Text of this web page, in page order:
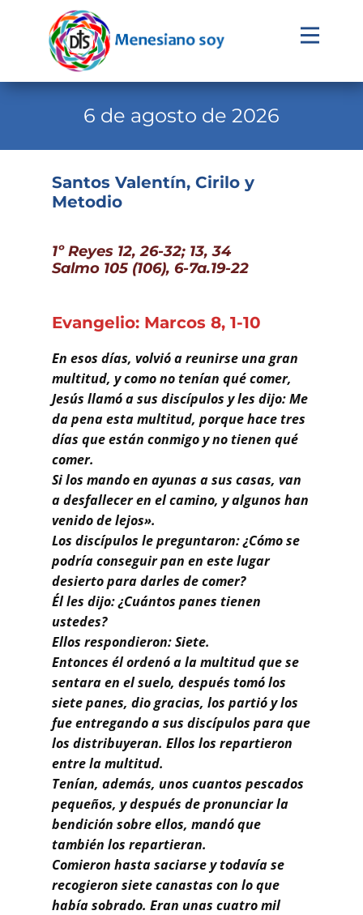
Evangelio
Institucional
Pastoral Vocacional
Contacto
Buscar
6 de agosto de 2026
Santos Valentín, Cirilo y
Metodio
1º Reyes 12, 26-32; 13, 34
Salmo 105 (106), 6-7a.19-22
Evangelio: Marcos 8, 1-10
En esos días, volvió a reunirse una gran
multitud, y como no tenían qué comer,
Jesús llamó a sus discípulos y les dijo: Me
da pena esta multitud, porque hace tres
días que están conmigo y no tienen qué
comer.
Si los mando en ayunas a sus casas, van
a desfallecer en el camino, y algunos han
venido de lejos».
Los discípulos le preguntaron: ¿Cómo se
podría conseguir pan en este lugar
desierto para darles de comer?
Él les dijo: ¿Cuántos panes tienen
ustedes?
Ellos respondieron: Siete.
Entonces él ordenó a la multitud que se
sentara en el suelo, después tomó los
siete panes, dio gracias, los partió y los
fue entregando a sus discípulos para que
los distribuyeran. Ellos los repartieron
entre la multitud.
Tenían, además, unos cuantos pescados
pequeños, y después de pronunciar la
bendición sobre ellos, mandó que
también los repartieran.
Comieron hasta saciarse y todavía se
recogieron siete canastas con lo que
había sobrado. Eran unas cuatro mil